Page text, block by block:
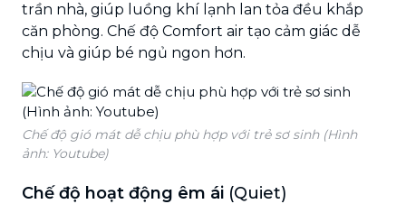
trần nhà, giúp luồng khí lạnh lan tỏa đều khắp
căn phòng. Chế độ Comfort air tạo cảm giác dễ
chịu và giúp bé ngủ ngon hơn.
Chế độ gió mát dễ chịu phù hợp với trẻ sơ sinh (Hình
ảnh: Youtube)
Chế độ hoạt động êm ái (Quiet)